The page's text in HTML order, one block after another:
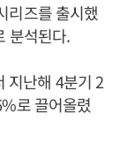
리즈를 출시했
분석된다.
지난해 4분기 2
로 끌어올렸